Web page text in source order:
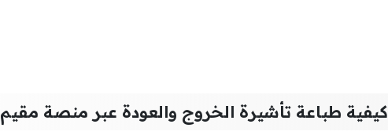
كيفية طباعة تأشيرة الخروج والعودة عبر منصة مقيم